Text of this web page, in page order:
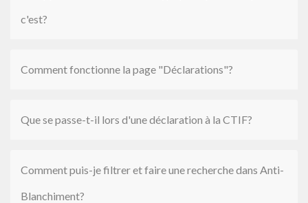
c'est?
Comment fonctionne la page "Déclarations"?
Que se passe-t-il lors d'une déclaration à la CTIF?
Comment puis-je filtrer et faire une recherche dans Anti-
Blanchiment?